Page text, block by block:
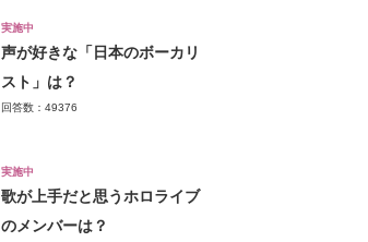
実施中
声が好きな「日本のボーカリ
スト」は？
回答数：49376
実施中
歌が上手だと思うホロライブ
のメンバーは？